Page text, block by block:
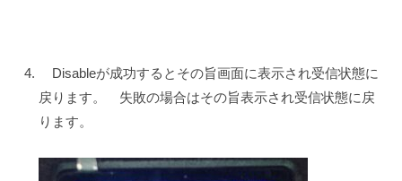
Disableが成功するとその旨画面に表示され受信状態に
戻ります。 失敗の場合はその旨表示され受信状態に戻
ります。